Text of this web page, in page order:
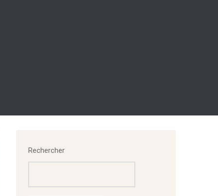
Rechercher